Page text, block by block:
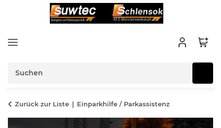
Zurück zur Liste Einparkhilfe / Parkassistenz